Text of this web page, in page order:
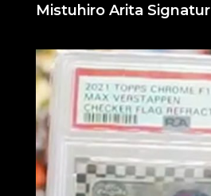
Mistuhiro Arita Signatur